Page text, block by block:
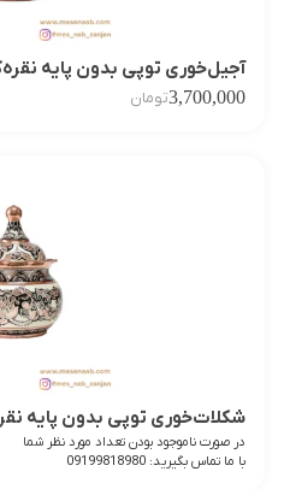
آجیل‌خوری توپی بدون پایه
3,700,000تومان
شکلات‌خوری توپی بدون پایه
در صورت ناموجود بودن تعداد مورد نظر شما
با ما تماس بگیرید: 09199818980